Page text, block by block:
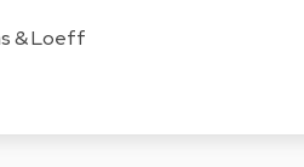
& Loeff